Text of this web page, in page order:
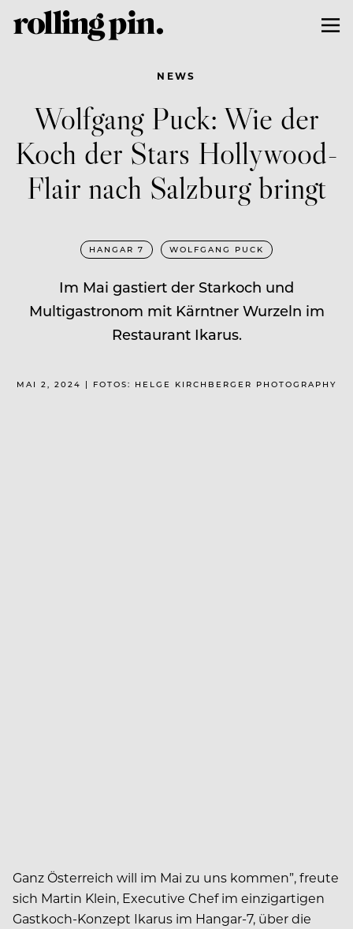
NEWS
Wolfgang Puck: Wie der
Koch der Stars Hollywood-
Flair nach Salzburg bringt
HANGAR 7 WOLFGANG PUCK
Im Mai gastiert der Starkoch und
Multigastronom mit Kärntner Wurzeln im
Restaurant Ikarus.
MAI 2, 2024 | FOTOS: HELGE KIRCHBERGER PHOTOGRAPHY
Ganz Österreich will im Mai zu uns kommen”, freute
sich Martin Klein, Executive Chef im einzigartigen
Gastkoch-Konzept Ikarus im Hangar-7, über die